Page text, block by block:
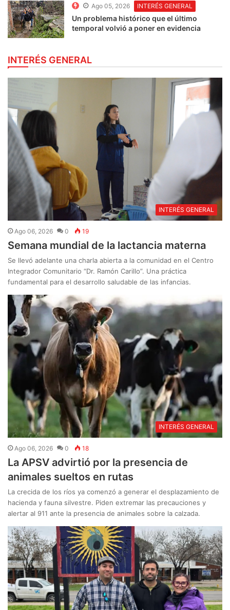
Ago 05, 2026 INTERÉS GENERAL
Un problema histórico que el último
temporal volvió a poner en evidencia
INTERÉS GENERAL
INTERÉS GENERAL
Ago 06, 2026 0 19
Semana mundial de la lactancia materna
Se llevó adelante una charla abierta a la comunidad en el Centro
Integrador Comunitario “Dr. Ramón Carillo”. Una práctica
fundamental para el desarrollo saludable de las infancias.
INTERÉS GENERAL
Ago 06, 2026 0 18
La APSV advirtió por la presencia de
animales sueltos en rutas
La crecida de los ríos ya comenzó a generar el desplazamiento de
hacienda y fauna silvestre. Piden extremar las precauciones y
alertar al 911 ante la presencia de animales sobre la calzada.